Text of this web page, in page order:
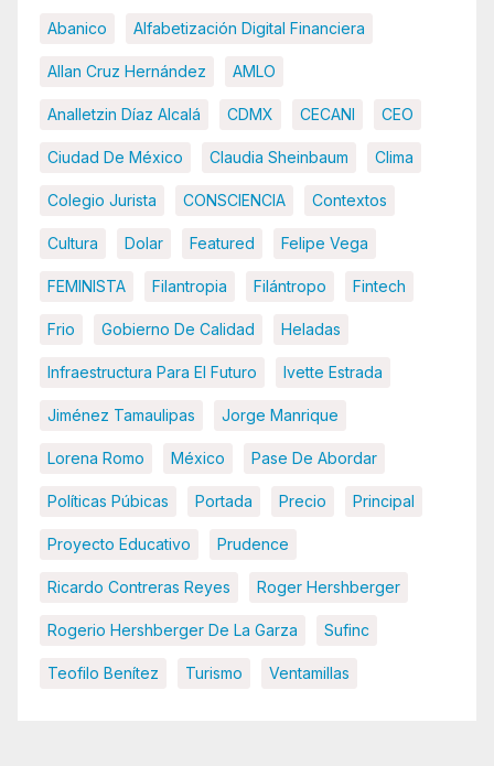
Abanico Alfabetización Digital Financiera
Allan Cruz Hernández AMLO
Analletzin Díaz Alcalá CDMX CECANI CEO
Ciudad De México Claudia Sheinbaum Clima
Colegio Jurista CONSCIENCIA Contextos
Cultura Dolar Featured Felipe Vega
FEMINISTA Filantropia Filántropo Fintech
Frio Gobierno De Calidad Heladas
Infraestructura Para El Futuro Ivette Estrada
Jiménez Tamaulipas Jorge Manrique
Lorena Romo México Pase De Abordar
Políticas Púbicas Portada Precio Principal
Proyecto Educativo Prudence
Ricardo Contreras Reyes Roger Hershberger
Rogerio Hershberger De La Garza Sufinc
Teofilo Benítez Turismo Ventamillas